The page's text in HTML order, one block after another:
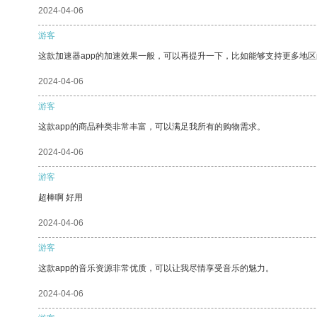
2024-04-06
游客
这款加速器app的加速效果一般，可以再提升一下，比如能够支持更多地区
2024-04-06
游客
这款app的商品种类非常丰富，可以满足我所有的购物需求。
2024-04-06
游客
超棒啊 好用
2024-04-06
游客
这款app的音乐资源非常优质，可以让我尽情享受音乐的魅力。
2024-04-06